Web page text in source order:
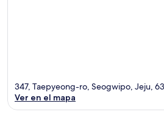
347, Taepyeong-ro, Seogwipo, Jeju,
Ver en el mapa